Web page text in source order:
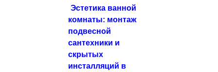
Эстетика ванной
комнаты: монтаж
подвесной
сантехники и
скрытых
инсталляций в